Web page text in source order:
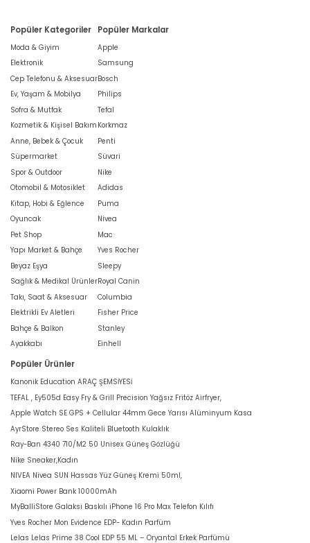
Popüler Kategoriler
Moda & Giyim
Elektronik
Cep Telefonu & Aksesuar
Ev, Yaşam & Mobilya
Sofra & Mutfak
Kozmetik & Kişisel Bakım
Anne, Bebek & Çocuk
Süpermarket
Spor & Outdoor
Otomobil & Motosiklet
Kitap, Hobi & Eğlence
Oyuncak
Pet Shop
Yapı Market & Bahçe
Beyaz Eşya
Sağlık & Medikal Ürünler
Takı, Saat & Aksesuar
Elektrikli Ev Aletleri
Bahçe & Balkon
Ayakkabı
Popüler Markalar
Apple
Samsung
Bosch
Philips
Tefal
Korkmaz
Penti
Süvari
Nike
Adidas
Puma
Nivea
Mac
Yves Rocher
Sleepy
Royal Canin
Columbia
Fisher Price
Stanley
Einhell
Popüler Ürünler
Kanonik Education ARAÇ ŞEMSİYESİ
TEFAL , Ey505d Easy Fry & Grill Precision Yağsız Fritöz Airfryer,
Apple Watch SE GPS + Cellular 44mm Gece Yarısı Alüminyum Kasa
AyrStore Stereo Ses Kaliteli Bluetooth Kulaklık
Ray-Ban 4340 710/M2 50 Unisex Güneş Gözlüğü
Nike Sneaker,Kadın
NIVEA Nivea SUN Hassas Yüz Güneş Kremi 50ml,
Xiaomi Power Bank 10000mAh
MyBalliStore Galaksi Baskılı iPhone 16 Pro Max Telefon Kılıfı
Yves Rocher Mon Evidence EDP- Kadın Parfüm
Lelas Lelas Prime 38 Cool EDP 55 ML – Oryantal Erkek Parfümü